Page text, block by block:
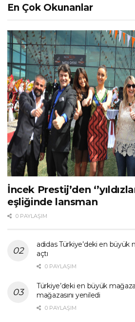
En Çok Okunanlar
İncek Prestij’den
eşliğinde lansman
0 PAYLAŞIM
adidas Türkiye’deki en büyük
açtı
0 PAYLAŞIM
Türkiye’deki en büyük
mağazasını yeniledi
0 PAYLAŞIM